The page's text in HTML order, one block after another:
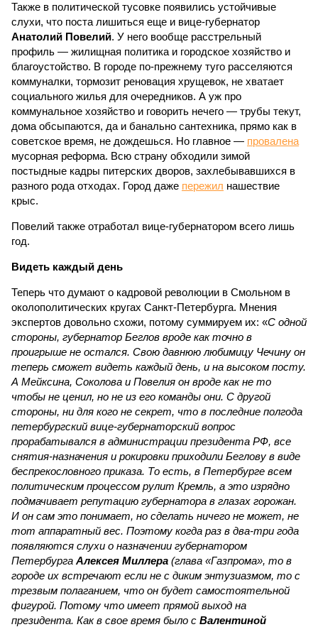
Также в политической тусовке появились устойчивые
слухи, что поста лишиться еще и вице-губернатор
Анатолий Повелий. У него вообще расстрельный
профиль — жилищная политика и городское хозяйство и
благоустойство. В городе по-прежнему туго расселяются
коммуналки, тормозит реновация хрущевок, не хватает
социального жилья для очередников. А уж про
коммунальное хозяйство и говорить нечего — трубы текут,
дома обсыпаются, да и банально сантехника, прямо как в
советское время, не дождешься. Но главное — провалена
мусорная реформа. Всю страну обходили зимой
постыдные кадры питерских дворов, захлебывавшихся в
разного рода отходах. Город даже пережил нашествие
крыс.
Повелий также отработал вице-губернатором всего лишь
год.
Видеть каждый день
Теперь что думают о кадровой революции в Смольном в
околополитических кругах Санкт-Петербурга. Мнения
экспертов довольно схожи, потому суммируем их: «С одной
стороны, губернатор Беглов вроде как точно в
проигрыше не остался. Свою давнюю любимицу Чечину он
теперь сможет видеть каждый день, и на высоком посту.
А Мейксина, Соколова и Повелия он вроде как не то
чтобы не ценил, но не из его команды они. С другой
стороны, ни для кого не секрет, что в последние полгода
петербургский вице-губернаторский вопрос
прорабатывался в администрации президента РФ, все
снятия-назначения и рокировки приходили Беглову в виде
беспрекословного приказа. То есть, в Петербурге всем
политическим процессом рулит Кремль, а это изрядно
подмачивает репутацию губернатора в глазах горожан.
И он сам это понимает, но сделать ничего не может, не
тот аппаратный вес. Поэтому когда раз в два-три года
появляются слухи о назначении губернатором
Петербурга Алексея Миллера (глава «Газпрома», то в
городе их встречают если не с диким энтузиазмом, то с
трезвым полаганием, что он будет самостоятельной
фигурой. Потому что имеет прямой выход на
президента. Как в свое время было с Валентиной